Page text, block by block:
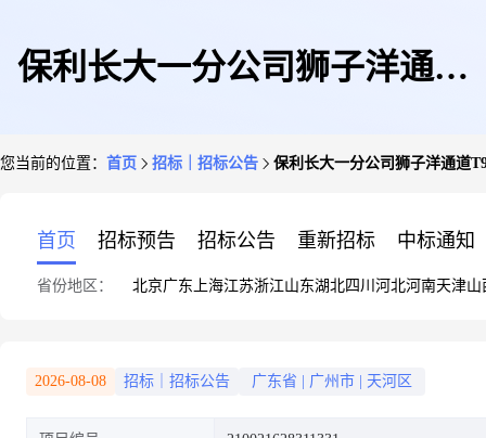
保利长大一分公司狮子洋通道
您当前的位置： 首页 招标｜招标公告 保利长大一分公司狮子洋通道
首页 招标预告 招标公告 重新招标 中标通知
省份地区： 北京广东 上海江苏浙江山东湖北四川 河北河南天津山
2026-08-08 招标｜招标公告 广东省 广州市 天河区